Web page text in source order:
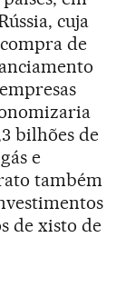
cuja
de
bilhões de
e
também
de xisto de